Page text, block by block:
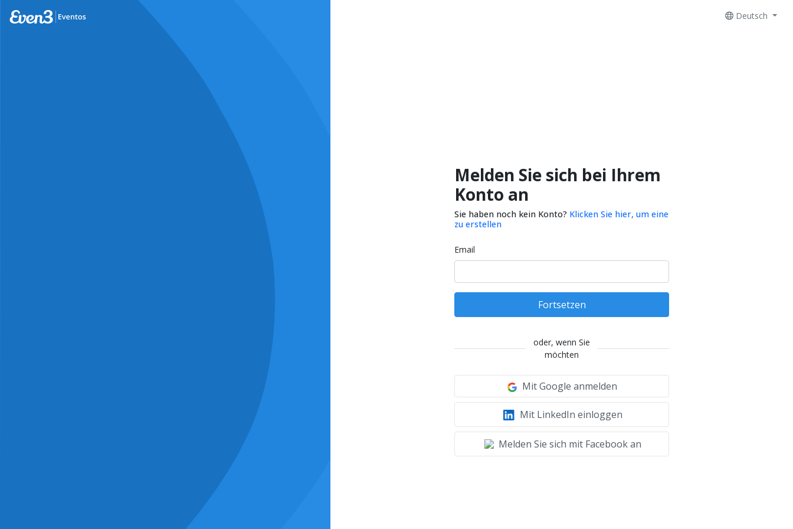
Deutsch
Melden Sie sich bei Ihrem
Konto an
Sie haben noch kein Konto? Klicken Sie hier, um eine
zu erstellen
Email
Fortsetzen
oder, wenn Sie
möchten
Mit Google anmelden
Mit LinkedIn einloggen
Melden Sie sich mit Facebook an